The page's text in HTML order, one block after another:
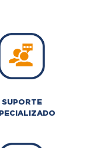
SUPORTE